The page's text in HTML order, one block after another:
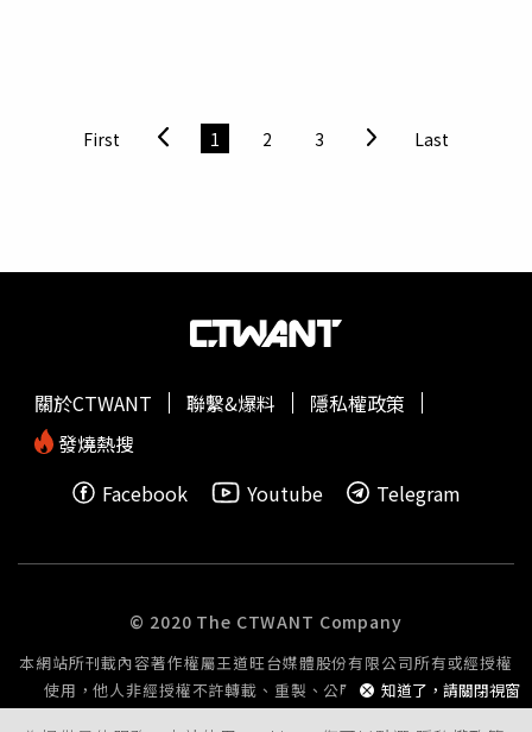
連發生的家庭悲劇。中獎後，他相當疼愛孫女布蘭蒂
（Brandi Bragg），據報導每週都會給她2,000美元（約新
體，並遭塑膠袋包覆，警方研判死因為藥物過量。惠特克始
聽證會時，他公開痛批執法單位只關注自己的
件，卻沒有把心力放在追查孫女真正的死因。失去孫女後，
暴躁，曾向ABC News坦言：「我已經無法忍受發生在我身
上的一切，只要有人想跟我打架，我就跟他打，我什麼都不
（約新台幣4,800萬元）的空頭支票支付凱薩大西洋城賭場
（Ginger Whittaker Bragg）又因癌症病逝家中，讓他再次
承受白髮人送黑髮人的痛苦。即便歷經一連串悲劇，惠特克
仍持續透過基金會投入公益，希望盡己所能幫助他人。然而
厄運仍未結束，2016年，他位於維吉尼亞州的住家遭大火
燒毀，房屋付之一炬，而當年中得的鉅額彩金此時也幾乎消
色中，再也沒有人見過她。直到隔天，一名漁民在桂河發現
一具女性遺體漂浮於水面，且遺體被河中竹筏卡住，警方獲
聯。由於現場沒有可直接證明身分的證件，警方通知家屬協
是失蹤的蘇卡妮雅。警方同時發現，她隨身攜帶的手機與包
包離奇失蹤，因此除了持續搜尋失物外，也正擴大調閱周邊
驗屍及毒物檢驗報告，以釐清真正死因。蘇卡妮雅的家屬始
終不相信她會選擇結束自己的生命，強調她生前將生活重心
不可能無故拋下家人，因此希望警方深入調查，盡快還原事
「看到新聞真的很難過」、「願妳安息」、「睡個好覺」，
也有網友感嘆「每天都有泰國女孩失去生命，到底發生了什
麼事？」希望警方早日查明真相，讓家屬與外界獲得答案。
生命線：1995｜衛福部諮詢安心專線：1925｜張老師專
線：1980CTWANT提醒您：飲酒勿開車！飲酒過量，有害
First 1 2 3 Last
知道了，請關閉視窗
關於CTWANT 聯繫&爆料
隱私權政策
發燒熱搜
Facebook
Youtube Telegram
© 2020 The CTWANT Company
本網站所刊載內容著作權屬王道旺台媒體股份有限公司所有或經授權
使用，他人非經授權不許轉載、重製、公開播送或公開傳輸。